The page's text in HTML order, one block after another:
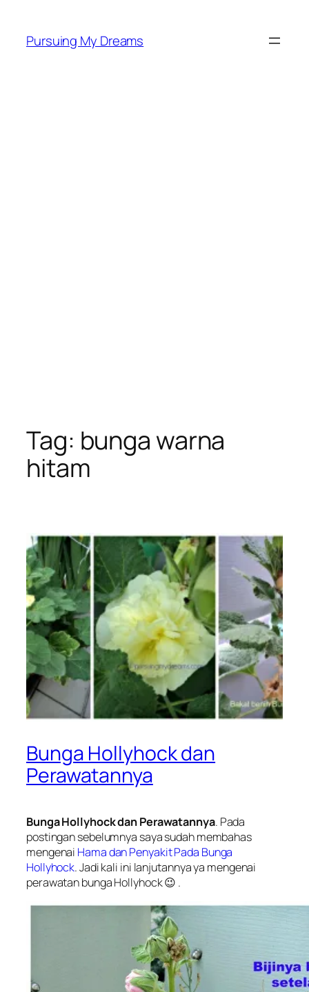
content
Pursuing My Dreams
Tag: bunga warna
hitam
Bunga Hollyhock dan
Perawatannya
Bunga Hollyhock dan Perawatannya. Pada
postingan sebelumnya saya sudah membahas
mengenai Hama dan Penyakit Pada Bunga
Hollyhock. Jadi kali ini lanjutannya ya mengenai
perawatan bunga Hollyhock 😉 .